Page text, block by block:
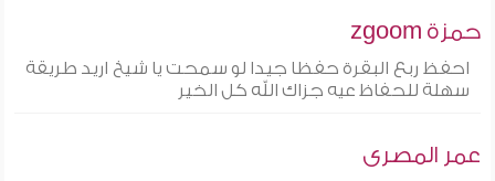
حمزة zgoom
احفظ ربع البقرة حفظا جيدا لو سمحت يا شيخ اريد طريقة
سهلة للحفاظ عيه جزاك الله كل الخير
عمر المصرى